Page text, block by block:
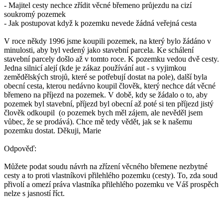
- Majitel cesty nechce zřídit věcné břemeno průjezdu na cizí
soukromý pozemek
- Jak postupovat když k pozemku nevede žádná veřejná cesta
V roce někdy 1996 jsme koupili pozemek, na který bylo žádáno v
minulosti, aby byl vedený jako stavební parcela. Ke schálení
stavební parcely došlo až v tomto roce. K pozemku vedou dvě cesty.
Jedna silnicí alejí (kde je zákaz používání aut - s vyjimkou
zemědělských strojů, které se potřebují dostat na pole), další byla
obecní cesta, kterou nedávno koupil člověk, který nechce dát věcné
břemeno na příjezd na pozemek. V době, kdy se žádalo o to, aby
pozemek byl stavební, příjezd byl obecní až poté si ten příjezd jistý
člověk odkoupil (o pozemek bych měl zájem, ale nevěděl jsem
vůbec, že se prodává). Chce mě tedy vědět, jak se k našemu
pozemku dostat. Děkuji, Marie
Odpověď:
Můžete podat soudu návrh na zřízení věcného břemene nezbytné
cesty a to proti vlastníkovi přilehlého pozemku (cesty). To, zda soud
přivolí a omezí práva vlastníka přilehlého pozemku ve Váš prospěch
nelze s jasností říct.